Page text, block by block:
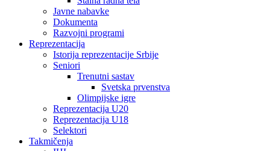
Javne nabavke
Dokumenta
Razvojni programi
Reprezentacija
Istorija reprezentacije Srbije
Seniori
Trenutni sastav
Svetska prvenstva
Olimpijske igre
Reprezentacija U20
Reprezentacija U18
Selektori
Takmičenja